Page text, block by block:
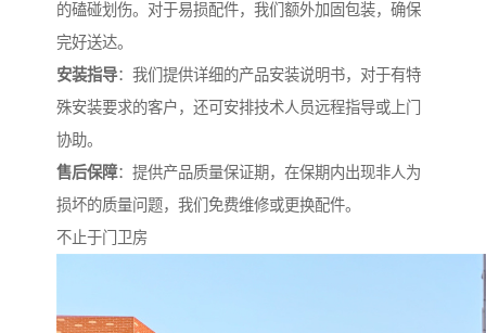
的磕碰划伤。对于易损配件，我们额外加固包装，确保
完好送达。
安装指导：我们提供详细的产品安装说明书，对于有特
殊安装要求的客户，还可安排技术人员远程指导或上门
协助。
售后保障：提供产品质量保证期，在保期内出现非人为
损坏的质量问题，我们免费维修或更换配件。
不止于门卫房